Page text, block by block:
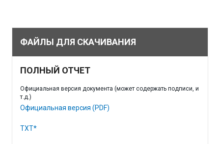
ФАЙЛЫ ДЛЯ СКАЧИВАНИЯ
ПОЛНЫЙ ОТЧЕТ
Официальная версия документа (может содержать подписи, и
т.д.)
Официальная версия (PDF)
TXT*